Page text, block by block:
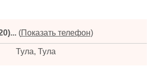
(Показать телефон)
Тула, Тула